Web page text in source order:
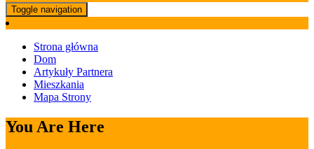
Toggle navigation
Strona główna
Dom
Artykuły Partnera
Mieszkania
Mapa Strony
You Are Here